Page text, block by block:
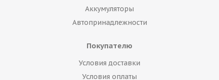
Аккумуляторы
Автопринадлежности
Покупателю
Условия доставки
Условия оплаты